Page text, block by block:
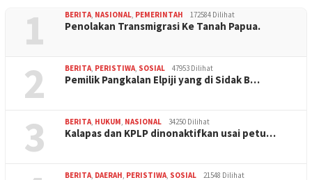
1 BERITA, NASIONAL, PEMERINTAH 172584 Dilihat
Penolakan Transmigrasi Ke Tanah Papua.
2 BERITA, PERISTIWA, SOSIAL 47953 Dilihat
Pemilik Pangkalan Elpiji yang di Sidak B…
3 BERITA, HUKUM, NASIONAL 34250 Dilihat
Kalapas dan KPLP dinonaktifkan usai petu…
BERITA, DAERAH, PERISTIWA, SOSIAL 21548 Dilihat